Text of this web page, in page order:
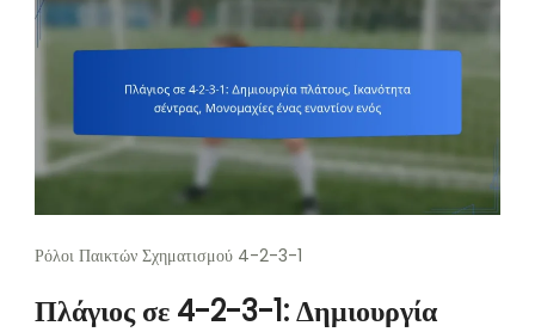
Ρόλοι Παικτών Σχηματισμού 4-2-3-1
Πλάγιος σε 4-2-3-1: Δημιουργία